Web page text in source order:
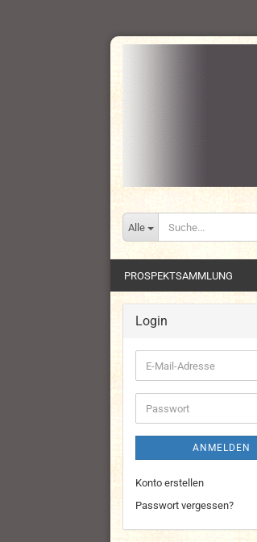
Alle
PROSPEKTSAMMLUNG
Login
E-
Mail-
Adresse
Passwort
ANMELDEN
Konto erstellen
Passwort vergessen?